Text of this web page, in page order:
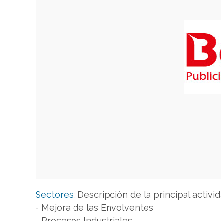
Sectores: Descripción de la principal
- Mejora de las Envolventes